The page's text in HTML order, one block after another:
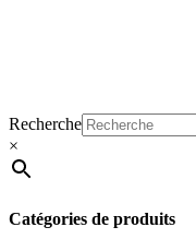
Recherche
×
Catégories de produits